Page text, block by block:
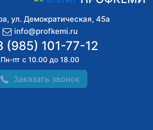
, ул. Демократическая, 45а
info@profkemi.ru
(985) 101-77-12
Пн-пт с 10.00 до 18.00
Заказать звонок